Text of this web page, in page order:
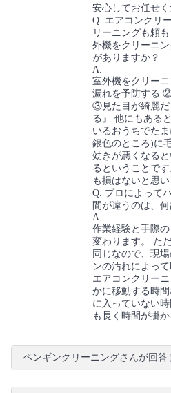
安心してお任せく
Q. エアコンクリ
リーニングも頼
外機をクリーニ
がありますか？
A.
室外機をクリー
漏れを予防する
③見た目が綺麗だ
る』 他にもある
いるおうちでた
銀色のところ)に
効きが悪くなる
るということで
も損はないと思い
Q. プロによって
間が違うのは、
A.
作業経験と手際
変わります。 た
同じなので、現
ンの汚れによっ
エアコンクリー
かに移動する時
に入っていない
も長く時間が掛
ペンギンクリーニングさんが回答